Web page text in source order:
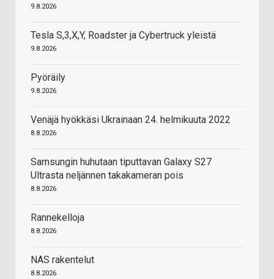
9.8.2026
Tesla S,3,X,Y, Roadster ja Cybertruck yleistä
9.8.2026
Pyöräily
9.8.2026
Venäjä hyökkäsi Ukrainaan 24. helmikuuta 2022
8.8.2026
Samsungin huhutaan tiputtavan Galaxy S27
Ultrasta neljännen takakameran pois
8.8.2026
Rannekelloja
8.8.2026
NAS rakentelut
8.8.2026